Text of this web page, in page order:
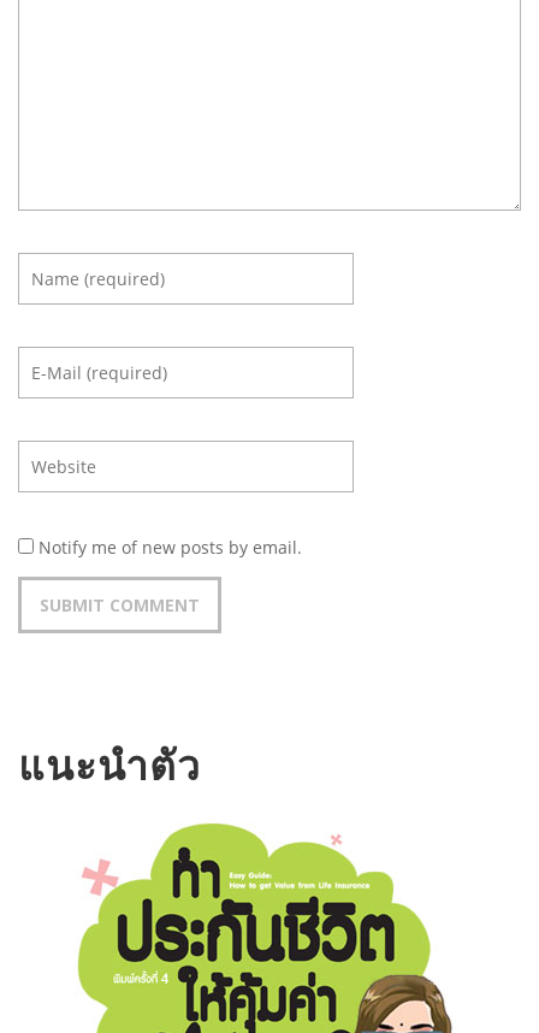
Notify me of new posts by email.
แนะนำตัว